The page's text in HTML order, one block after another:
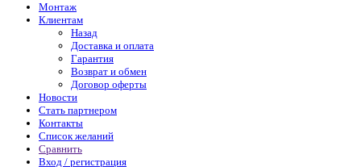
Монтаж
Клиентам
Назад
Доставка и оплата
Гарантия
Возврат и обмен
Договор оферты
Новости
Стать партнером
Контакты
Список желаний
Сравнить
Вход / регистрация